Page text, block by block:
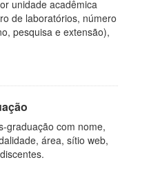
unidade acadêmica
de laboratórios, número
pesquisa e extensão),
graduação com nome,
área, sítio web,